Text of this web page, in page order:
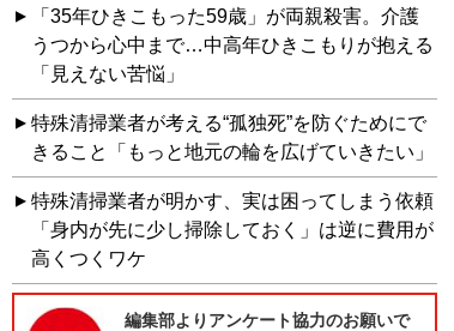
「35年ひきこもった59歳」が両親殺害。介護
うつから心中まで…中高年ひきこもりが抱える
「見えない苦悩」
特殊清掃業者が考える“孤独死”を防ぐためにで
きること「もっと地元の輪を広げていきたい」
特殊清掃業者が明かす、実は困ってしまう依頼
「身内が先に少し掃除しておく」は逆に費用が
高くつくワケ